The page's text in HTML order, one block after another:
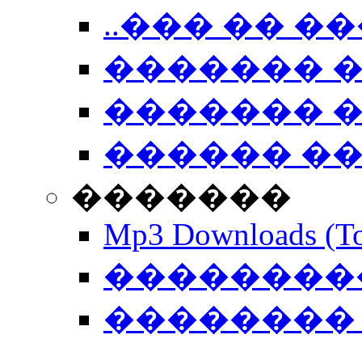
..��� ��
�������
�������
������
�������
Mp3 Downloads
��������